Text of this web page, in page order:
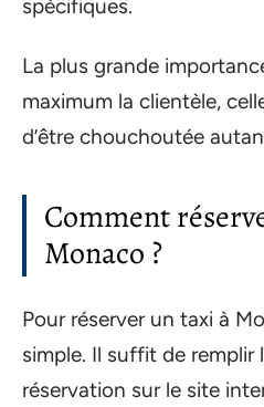
spécifiques.
La plus grande
maximum la clientèle,
d’être chouchoutée
Comment
Monaco ?
Pour réserver un taxi à
simple. Il suffit de remplir
réservation sur le site